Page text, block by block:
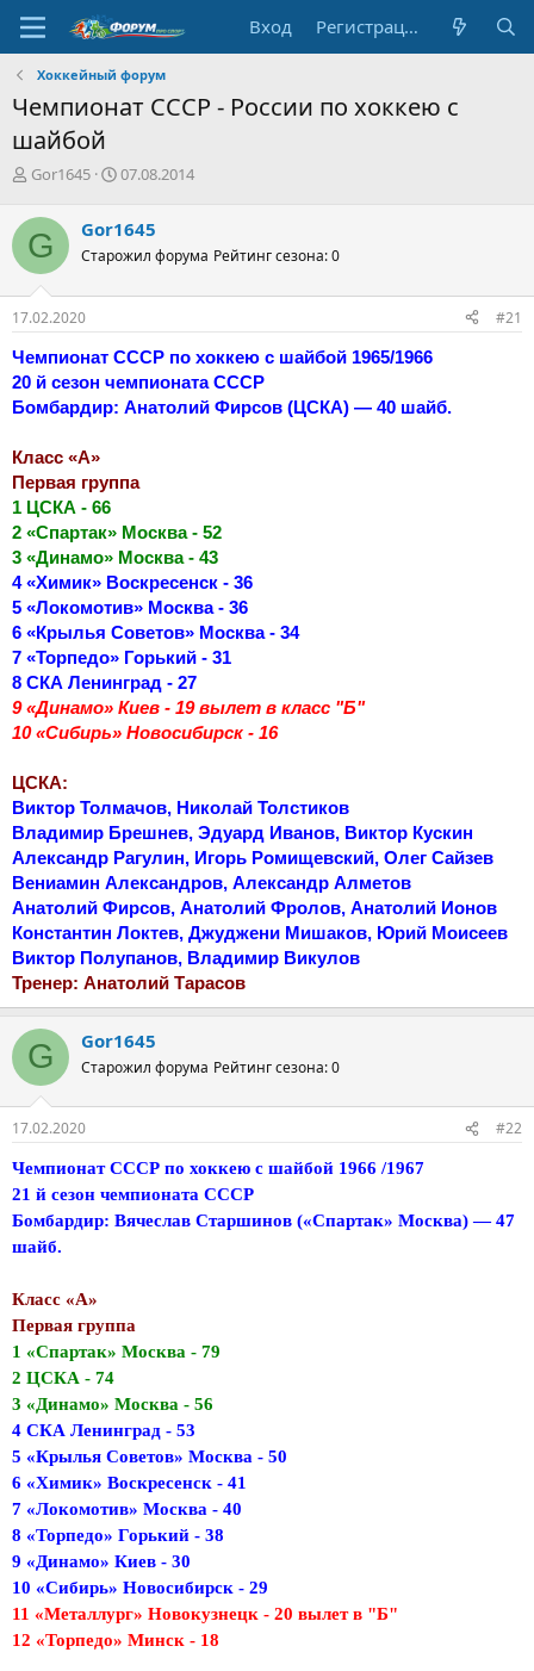
Вход Регистрация
Хоккейный форум
Чемпионат СССР - России по хоккею с
шайбой
А
т
о
р
т
е
м
Gor1645
Д
а
н
ч
а
07.08.2014
G Gor1645
Старожил форума Рейтинг сезона: 0
17.02.2020
#21
Чемпионат СССР по хоккею с шайбой 1965/1966
20 й сезон чемпионата СССР
Бомбардир: Анатолий Фирсов (ЦСКА) — 40 шайб.
Класс «А»
Первая группа
1 ЦСКА - 66
2 «Спартак» Москва - 52
3 «Динамо» Москва - 43
4 «Химик» Воскресенск - 36
5 «Локомотив» Москва - 36
6 «Крылья Советов» Москва - 34
7 «Торпедо» Горький - 31
8 СКА Ленинград - 27
9 «Динамо» Киев - 19 вылет в класс "Б"
10 «Сибирь» Новосибирск - 16
ЦСКА:
Виктор Толмачов, Николай Толстиков
Владимир Брешнев, Эдуард Иванов, Виктор Кускин
Александр Рагулин, Игорь Ромищевский, Олег Сайзев
Вениамин Александров, Александр Алметов
Анатолий Фирсов, Анатолий Фролов, Анатолий Ионов
Константин Локтев, Джуджени Мишаков, Юрий Моисеев
Виктор Полупанов, Владимир Викулов
Тренер: Анатолий Тарасов
G Gor1645
Старожил форума Рейтинг сезона: 0
17.02.2020 #22
Чемпионат СССР по хоккею с шайбой 1966 /1967
21 й сезон чемпионата СССР
Бомбардир: Вячеслав Старшинов («Спартак» Москва) — 47
шайб.
Класс «А»
Первая группа
1 «Спартак» Москва - 79
2 ЦСКА - 74
3 «Динамо» Москва - 56
4 СКА Ленинград - 53
5 «Крылья Советов» Москва - 50
6 «Химик» Воскресенск - 41
7 «Локомотив» Москва - 40
8 «Торпедо» Горький - 38
9 «Динамо» Киев - 30
10 «Сибирь» Новосибирск - 29
11 «Металлург» Новокузнецк - 20 вылет в "Б"
12 «Торпедо» Минск - 18